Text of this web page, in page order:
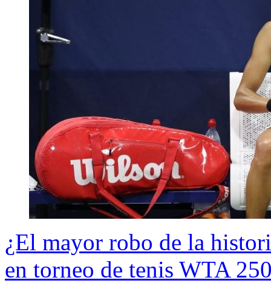
¿El mayor robo de la
en torneo de tenis WTA